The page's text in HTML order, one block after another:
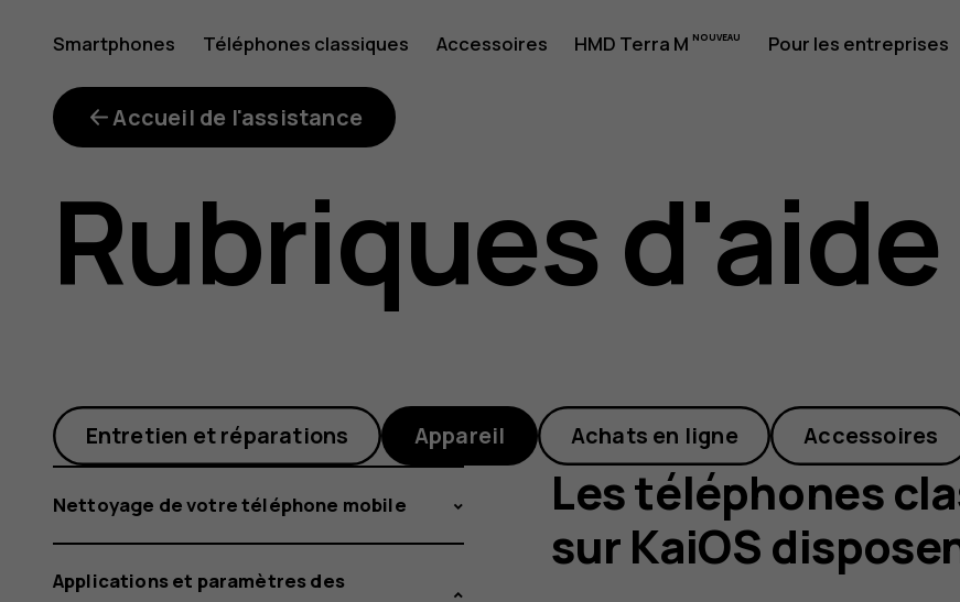
Les
téléphones
classiques
qui
reposent
Smartphones Téléphones classiques Accessoires HMD Terra M Pour les entreprises
Mon compte
Accueil de l'assistance
Rubriques d'aide
Entretien et réparations Appareil Achats en ligne Accessoires
Nettoyage de votre téléphone mobile
Applications et paramètres des
Les téléphones
sur KaiOS